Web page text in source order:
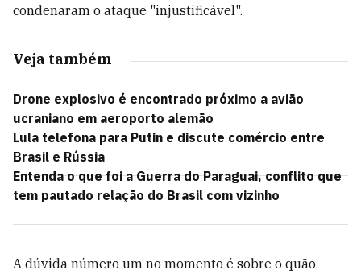
condenaram o ataque "injustificável".
Veja também
Drone explosivo é encontrado próximo a avião
ucraniano em aeroporto alemão
Lula telefona para Putin e discute comércio entre
Brasil e Rússia
Entenda o que foi a Guerra do Paraguai, conflito que
tem pautado relação do Brasil com vizinho
A dúvida número um no momento é sobre o quão